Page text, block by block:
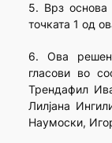
5. Врз основа
точката 1 од
6. Ова
гласови во
Трендафил
Лилјана
Наумоски,